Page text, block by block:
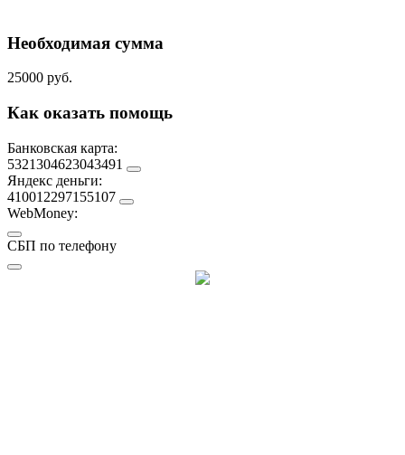
Необходимая сумма
25000 руб.
Как оказать помощь
Банковская карта:
5321304623043491
Яндекс деньги:
410012297155107
WebMoney:
СБП по телефону